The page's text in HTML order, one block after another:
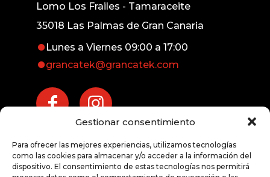
Gestionar consentimiento
Para ofrecer las mejores experiencias, utilizamos tecnologías
como las cookies para almacenar y/o acceder a la información del
dispositivo. El consentimiento de estas tecnologías nos permitirá
Lomo Los Frailes - Tamaraceite
35018 Las Palmas de Gran Canaria
Lunes a Viernes 09:00 a 17:00
grancatek@grancatek.com
Atención inmediata
exprés